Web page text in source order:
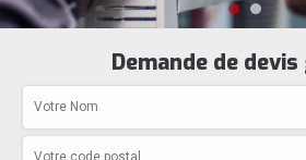
Demande de